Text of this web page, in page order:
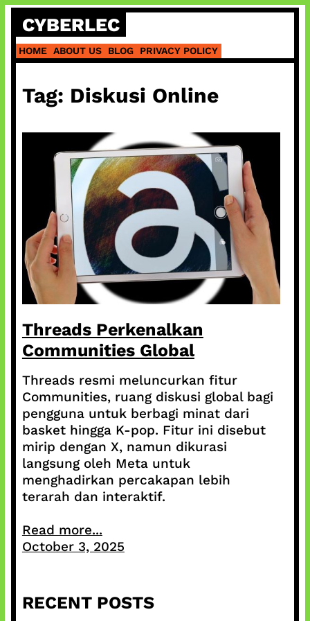
Skip
content
CYBERLEC
HOME ABOUT US BLOG PRIVACY POLICY
Tag: Diskusi Online
Threads Perkenalkan
Communities Global
Threads resmi meluncurkan fitur
Communities, ruang diskusi global bagi
pengguna untuk berbagi minat dari
basket hingga K-pop. Fitur ini disebut
mirip dengan X, namun dikurasi
langsung oleh Meta untuk
menghadirkan percakapan lebih
terarah dan interaktif.
Read more...
October 3, 2025
RECENT POSTS